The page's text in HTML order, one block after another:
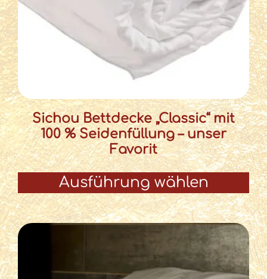
Sichou Bettdecke „Classic“ mit
100 % Seidenfüllung – unser
Favorit
Ausführung wählen